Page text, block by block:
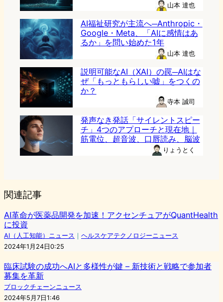
山本 達也
AI福祉研究が主流へ─Anthropic・
Google・Meta、「AIに感情はあ
るか」を問い始めた1年
山本 達也
説明可能なAI（XAI）の罠─AIはな
ぜ「もっともらしい嘘」をつくの
か？
寺本 誠司
発声なき発話「サイレントスピー
チ」4つのアプローチと現在地｜
筋電位、超音波、口唇読み、脳波
りょうとく
関連記事
AI革命が医薬品開発を加速！アクセンチュアがQuantHealth
に投資
AI（人工知能）ニュース ｜ ヘルスケアテクノロジーニュース
2024年1月24日0:25
臨床試験の成功へAIと多様性が鍵 – 新技術と戦略で参加者
募集を革新
ブロックチェーンニュース
2024年5月7日1:46